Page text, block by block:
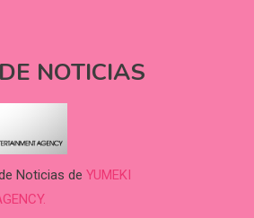
NOTICIAS
Noticias de YUMEKI